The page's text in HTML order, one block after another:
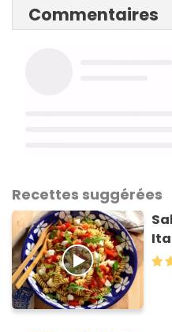
Commentaires
Recettes suggérées